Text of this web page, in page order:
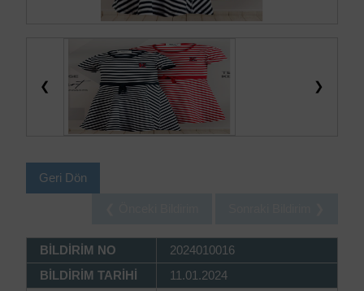
❮ ❯
Geri Dön
BİLDİRİM NO
2024010016
BİLDİRİM TARİHİ
11.01.2024